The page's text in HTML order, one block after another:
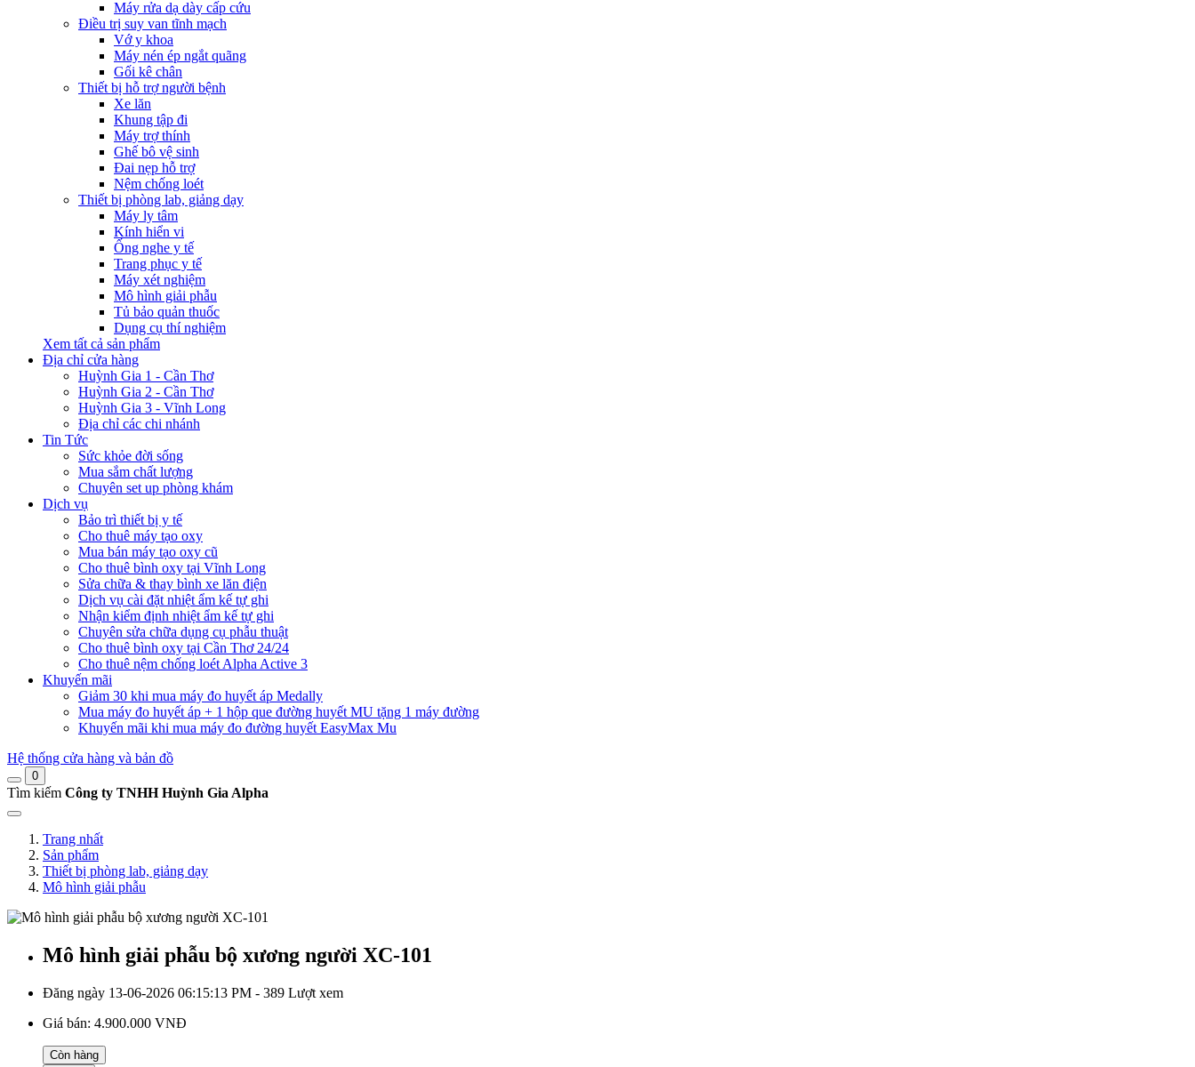
Máy rửa dạ dày cấp cứu
Điều trị suy van tĩnh mạch
Vớ y khoa
Máy nén ép ngắt quãng
Gối kê chân
Thiết bị hỗ trợ người bệnh
Xe lăn
Khung tập đi
Máy trợ thính
Ghế bô vệ sinh
Đai nẹp hỗ trợ
Nệm chống loét
Thiết bị phòng lab, giảng dạy
Máy ly tâm
Kính hiển vi
Ống nghe y tế
Trang phục y tế
Máy xét nghiệm
Mô hình giải phẫu
Tủ bảo quản thuốc
Dụng cụ thí nghiệm
Xem tất cả sản phẩm
Địa chỉ cửa hàng
Huỳnh Gia 1 - Cần Thơ
Huỳnh Gia 2 - Cần Thơ
Huỳnh Gia 3 - Vĩnh Long
Địa chỉ các chi nhánh
Tin Tức
Sức khỏe đời sống
Mua sắm chất lượng
Chuyên set up phòng khám
Dịch vụ
Bảo trì thiết bị y tế
Cho thuê máy tạo oxy
Mua bán máy tạo oxy cũ
Cho thuê bình oxy tại Vĩnh Long
Sửa chữa & thay bình xe lăn điện
Dịch vụ cài đặt nhiệt ẩm kế tự ghi
Nhận kiểm định nhiệt ẩm kế tự ghi
Chuyên sửa chữa dụng cụ phẫu thuật
Cho thuê bình oxy tại Cần Thơ 24/24
Cho thuê nệm chống loét Alpha Active 3
Khuyến mãi
Giảm 30 khi mua máy đo huyết áp Medally
Mua máy đo huyết áp + 1 hộp que đường huyết MU tặng 1 máy đường
Khuyến mãi khi mua máy đo đường huyết EasyMax Mu
Hệ thống cửa hàng và bản đồ
0
Tìm kiếm Công ty TNHH Huỳnh Gia Alpha
Trang nhất
Sản phẩm
Thiết bị phòng lab, giảng dạy
Mô hình giải phẫu
Mô hình giải phẫu bộ xương người XC-101
Đăng ngày 13-06-2026 06:15:13 PM - 389 Lượt xem
Giá bán: 4.900.000 VNĐ
Còn hàng